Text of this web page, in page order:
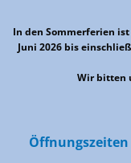
In den Sommerferien
Juni 2026 bis
Wir bitten
Öffnungszeiten